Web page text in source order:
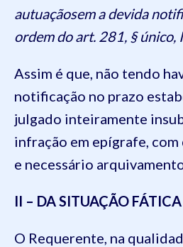
autuaçãosem a devida
ordem do art. 281, § único,
Assim é que, não tendo
notificação no prazo
julgado inteiramente
infração em epígrafe,
e necessário
II – DA SITUAÇÃO FÁTICA
O Requerente, na